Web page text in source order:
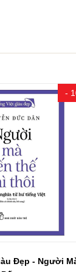
-
Việt Về Khoa